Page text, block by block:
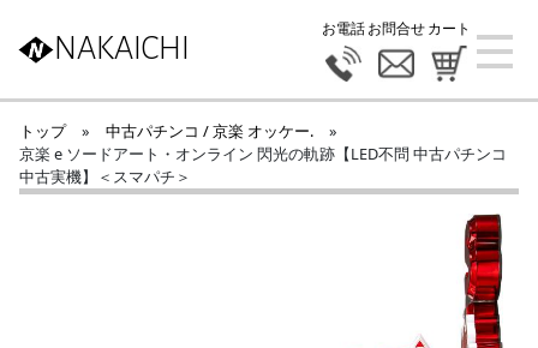
NAKAICHI
お電話お問合せカート
トップ » 中古パチンコ / 京楽 オッケー.
»
京楽 e ソードアート・オンライン 閃光の軌跡【LED不問 中古パチンコ
中古実機】＜スマパチ＞